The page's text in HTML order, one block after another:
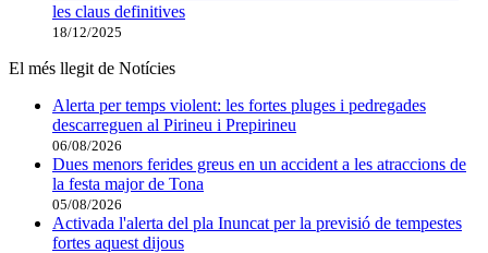
les claus definitives
18/12/2025
El més llegit de Notícies
Alerta per temps violent: les fortes pluges i pedregades
descarreguen al Pirineu i Prepirineu
06/08/2026
Dues menors ferides greus en un accident a les atraccions de
la festa major de Tona
05/08/2026
Activada l'alerta del pla Inuncat per la previsió de tempestes
fortes aquest dijous